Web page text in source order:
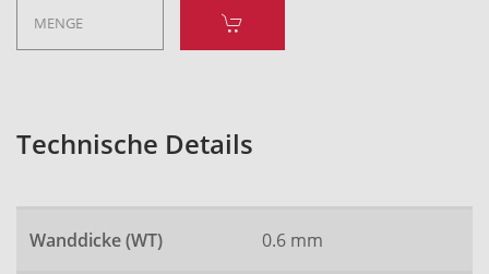
Technische Details
Wanddicke (WT) 0.6 mm